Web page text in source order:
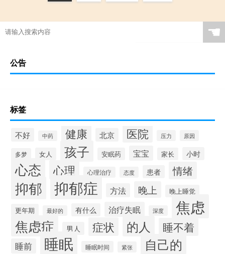
☚
公告
标签
不好 中药 健康 北京 医院 压力 原因
多梦 女人 孩子 安眠药 宝宝 家长 小时
心态 心理 心理治疗 态度 患者 情绪
抑郁 抑郁症 方法 晚上
晚上睡觉
更年期
最好的 有什么 治疗失眠 深度 焦虑
焦虑症 男人 症状 的人 睡不着
睡前 睡眠 睡眠时间 紧张 自己的